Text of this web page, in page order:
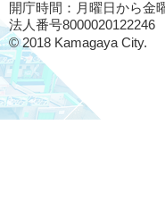
開庁時間：月曜日から金
法人番号8000020122246
© 2018 Kamagaya City.